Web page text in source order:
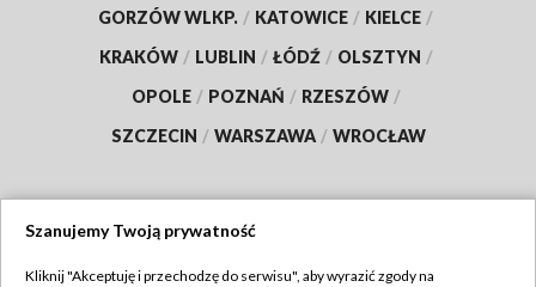
GORZÓW WLKP. / KATOWICE / KIELCE /
KRAKÓW / LUBLIN / ŁÓDŹ / OLSZTYN /
OPOLE / POZNAŃ / RZESZÓW /
SZCZECIN / WARSZAWA / WROCŁAW
Szanujemy Twoją prywatność
Kliknij "Akceptuję i przechodzę do serwisu", aby wyrazić zgody na